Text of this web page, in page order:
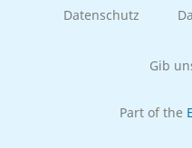
Datenschutz
Gib
Part of the